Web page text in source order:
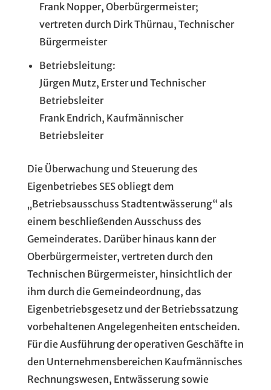
Frank Nopper, Oberbürgermeister;
vertreten durch Dirk Thürnau, Technischer
Bürgermeister
Betriebsleitung:
Jürgen Mutz, Erster und Technischer
Betriebsleiter
Frank Endrich, Kaufmännischer
Betriebsleiter
Die Überwachung und Steuerung des
Eigenbetriebes SES obliegt dem
„Betriebsausschuss Stadtentwässerung“ als
einem beschließenden Ausschuss des
Gemeinderates. Darüber hinaus kann der
Oberbürgermeister, vertreten durch den
Technischen Bürgermeister, hinsichtlich der
ihm durch die Gemeindeordnung, das
Eigenbetriebsgesetz und der Betriebssatzung
vorbehaltenen Angelegenheiten entscheiden.
Für die Ausführung der operativen Geschäfte in
den Unternehmensbereichen Kaufmännisches
Rechnungswesen, Entwässerung sowie